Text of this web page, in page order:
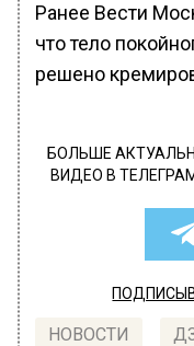
Ранее Вести
что тело
решено
БОЛЬШЕ
ВИДЕО В
НОВОСТИ